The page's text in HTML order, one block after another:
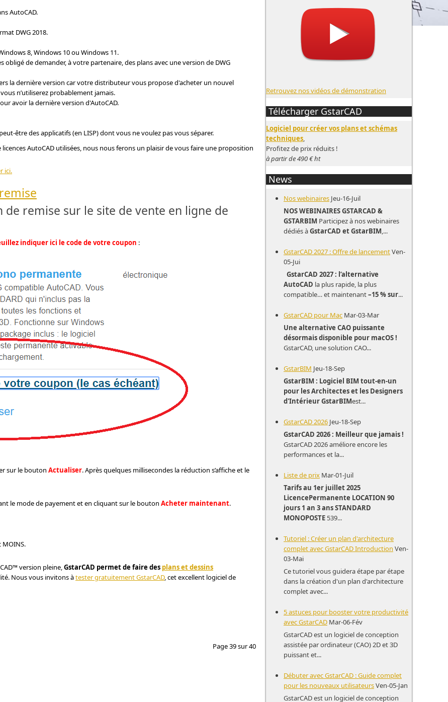
AutoCAD.
DWG 2018.
8, Windows 10 ou Windows 11.
de demander, à votre partenaire, des plans avec une version de DWG
la dernière version car votre distributeur vous propose d'acheter un nouvel
n’utiliserez probablement jamais.
avoir la dernière version d'AutoCAD.
être des applicatifs (en LISP) dont vous ne voulez pas vous séparer.
AutoCAD utilisées, nous nous ferons un plaisir de vous faire une proposition
ici.
remise sur le site de vente en ligne de
indiquer ici le code de votre coupon :
sur le bouton Actualiser. Après quelques millisecondes la réduction s’affiche et le
le mode de payement et en cliquant sur le bouton Acheter maintenant.
MOINS.
version pleine,GstarCAD permet de faire des plans et dessins
Nous vous invitons àtester gratuitement GstarCAD, cet excellent logiciel de
Page 39 sur 40
Retrouvez nos vidéos de démonstration
Télécharger GstarCAD
Logiciel pour créer vos plans et schémas
techniques
Profitez de prix réduits !
à partir de 490 € ht
News
Nos webinaires Jeu-16-Juil
NOS WEBINAIRES GSTARCAD &
GSTARBIM Participez à nos webinaires
dédiés àGstarCAD et GstarBIM,...
GstarCAD 2027 : Offre de lancementVen-
05-Jui
GstarCAD 2027 : l’alternative
AutoCAD la plus rapide, la plus
compatible… et maintenant–15 % sur...
GstarCAD pour Mac Mar-03-Mar
Une alternative CAO puissante
désormais disponible pour macOS !
GstarCAD, une solution CAO...
GstarBIM Jeu-18-Sep
GstarBIM : Logiciel BIM tout-en-un
pour les Architectes et les Designers
d'IntérieurGstarBIMest...
GstarCAD 2026 Jeu-18-Sep
GstarCAD 2026 : Meilleur que jamais !
GstarCAD 2026 améliore encore les
performances et la...
Liste de prix Mar-01-Juil
Tarifs au 1er juillet 2025
LicencePermanente LOCATION 90
jours 1 an 3 ansSTANDARD
MONOPOSTE 539...
Tutoriel : Créer un plan d'architecture
complet avec GstarCAD Introduction Ven-
03-Mai
Ce tutoriel vous guidera étape par étape
dans la création d'un plan d'architecture
complet avec...
5 astuces pour booster votre productivité
avec GstarCAD Mar-06-Fév
GstarCAD est un logiciel de conception
assistée par ordinateur (CAO) 2D et 3D
puissant et...
Débuter avec GstarCAD : Guide complet
pour les nouveaux utilisateursVen-05-Jan
GstarCAD est un logiciel de conception